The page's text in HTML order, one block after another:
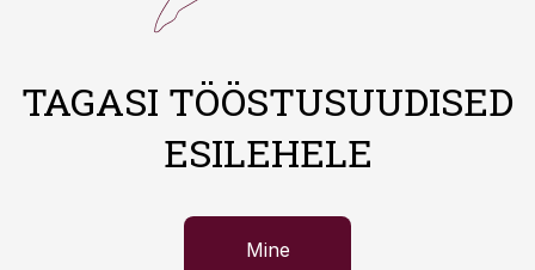
TAGASI TÖÖSTUSUUDISED
ESILEHELE
Mine